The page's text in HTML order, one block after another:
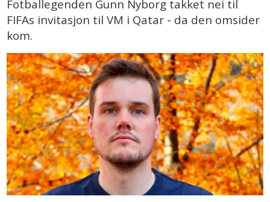
Fotballegenden Gunn Nyborg takket nei til
FIFAs invitasjon til VM i Qatar - da den omsider
kom.